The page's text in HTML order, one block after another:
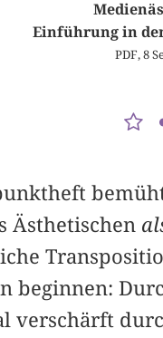
Einführung in
PDF, 8
Ästhetischen
beginnen:
verschärft